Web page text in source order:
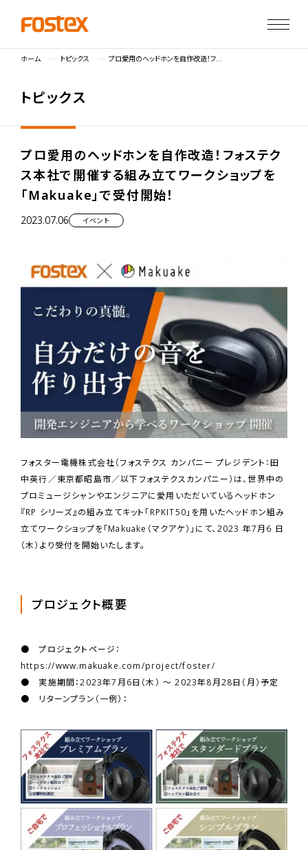
ホーム トピックス プロ愛用のヘッドホンを自作改造！フォステクス本社で開催する組み立てワークショップを 「Makuake」で受付開始！
トピックス
プロ愛用のヘッドホンを自作改造！フォステク
ス本社で開催する組み立てワークショップを
「Makuake」で受付開始！
2023.07.06 イベント
フォスター電機株式会社（フォステクス カンパニー プレジデント：田
中英行／東京都昭島市／以下フォステクスカンパニー）は、世界中の
プロミュージシャンやエンジニアに愛用いただいているヘッドホン
『RP シリーズ』の組み立てキット「RPKIT50」を用いたヘッドホン組み
立てワークショップを「Makuake（マクアケ）」にて、2023 年7月6 日
（木）より受付を開始いたします。
プロジェクト概要
● プロジェクトページ：
https://www.makuake.com/project/foster/
● 実施期間：2023年7月6日（木） ～ 2023年8月28日（月）予定
● リターンプラン（一例）：